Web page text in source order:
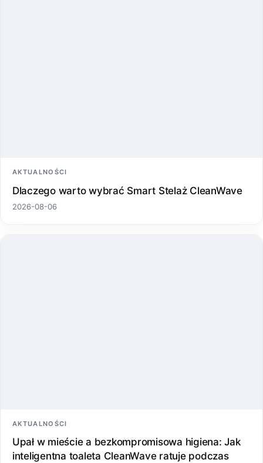
AKTUALNOŚCI
Dlaczego warto wybrać Smart Stelaż CleanWave
2026-08-06
AKTUALNOŚCI
Upał w mieście a bezkompromisowa higiena: Jak
inteligentna toaleta CleanWave ratuje podczas